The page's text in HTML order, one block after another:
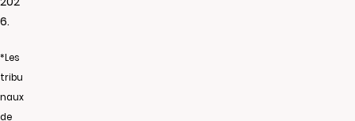
6.
*Les
tribu
naux
de